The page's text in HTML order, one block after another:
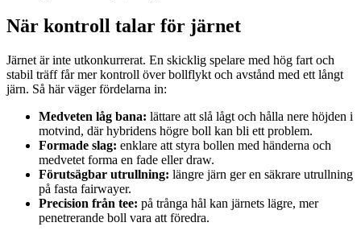
När kontroll talar för järnet
Järnet är inte utkonkurrerat. En skicklig spelare med hög fart och
stabil träff får mer kontroll över bollflykt och avstånd med ett långt
järn. Så här väger fördelarna in:
Medveten låg bana: lättare att slå lågt och hålla nere höjden i
motvind, där hybridens högre boll kan bli ett problem.
Formade slag: enklare att styra bollen med händerna och
medvetet forma en fade eller draw.
Förutsägbar utrullning: längre järn ger en säkrare utrullning
på fasta fairwayer.
Precision från tee: på trånga hål kan järnets lägre, mer
penetrerande boll vara att föredra.